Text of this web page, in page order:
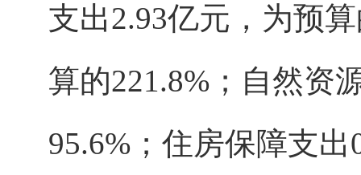
支出2.93亿元，为预
算的221.8%；自然资
95.6%；住房保障支